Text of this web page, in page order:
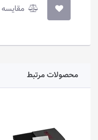
مقایسه
محصولات مرتبط